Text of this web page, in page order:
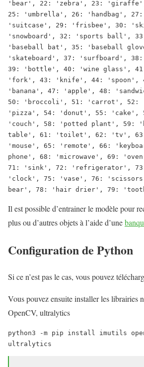
'bear', 22: 'zebra', 23: 'giraffe',
25: 'umbrella', 26: 'handbag',
'suitcase', 29: 'frisbee', 30:
'snowboard', 32: 'sports ball',
'baseball bat', 35: 'baseball
'skateboard', 37: 'surfboard',
39: 'bottle', 40: 'wine glass',
'fork', 43: 'knife', 44: 'spoon',
'banana', 47: 'apple', 48:
50: 'broccoli', 51: 'carrot', 52:
'pizza', 54: 'donut', 55: 'cake',
'couch', 58: 'potted plant', 59:
table', 61: 'toilet', 62: 'tv',
'mouse', 65: 'remote', 66:
phone', 68: 'microwave', 69:
71: 'sink', 72: 'refrigerator',
'clock', 75: 'vase', 76:
bear', 78: 'hair drier', 79:
Il est possible d’entrainer le modèle pour
plus ou d’autres objets à l’aide d’une
Configuration de Python
Si ce n’est pas le cas, vous pouvez
Vous pouvez ensuite installer les librairies
OpenCV, ultralytics
python3 -m pip install imutils
ultralytics